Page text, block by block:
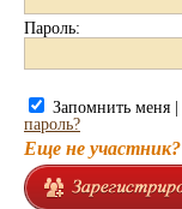
Пароль:
Запомнить меня |
пароль?
Еще не участник?